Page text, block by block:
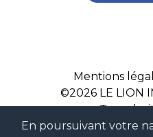
En poursuivant votre
Mentions
©2026 LE LION
Tous